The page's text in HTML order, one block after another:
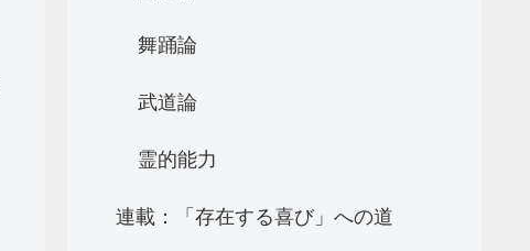
舞踊論
武道論
霊的能力
連載：「存在する喜び」への道